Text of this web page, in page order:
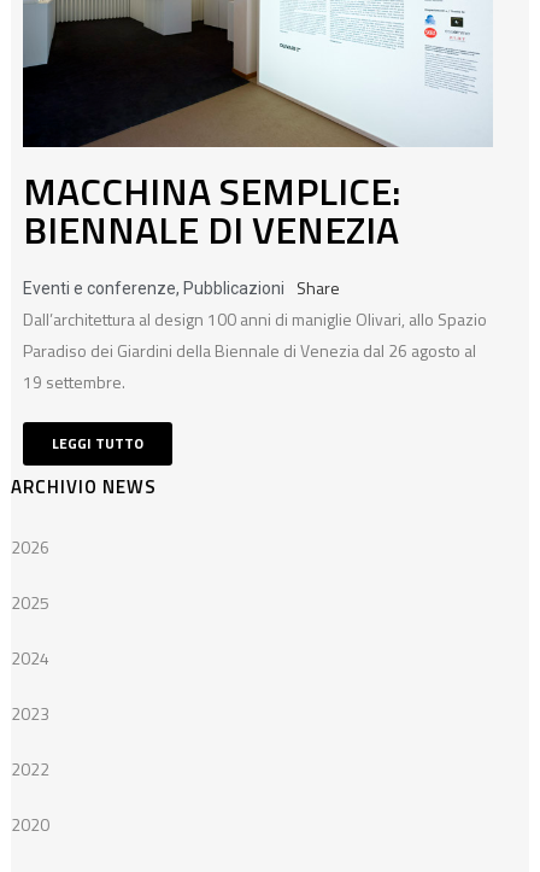
MACCHINA SEMPLICE:
BIENNALE DI VENEZIA
Eventi e conferenze, Pubblicazioni
Share
Dall’architettura al design 100 anni di maniglie Olivari, allo Spazio
Paradiso dei Giardini della Biennale di Venezia dal 26 agosto al
19 settembre.
LEGGI TUTTO
ARCHIVIO NEWS
2026
2025
2024
2023
2022
2020